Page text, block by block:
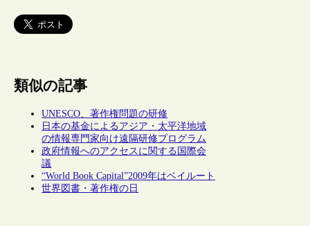
類似の記事
UNESCO、著作権問題の研修
日本の基金によるアジア・太平洋地域
の情報専門家向け遠隔研修プログラム
政府情報へのアクセスに関する国際会
議
“World Book Capital”2009年はベイルート
世界図書・著作権の日